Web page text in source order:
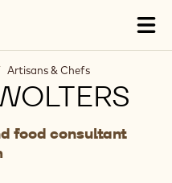
Artisans & Chefs
food consultant